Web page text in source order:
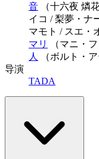
音 （十六夜 燐
イコ / 梨夢・ナ
マモト / スエ・
マリ
（マニ・
人
（ボルト・ア
导演
TADA